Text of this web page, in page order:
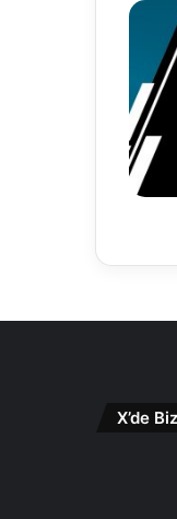
İlanları
X’de